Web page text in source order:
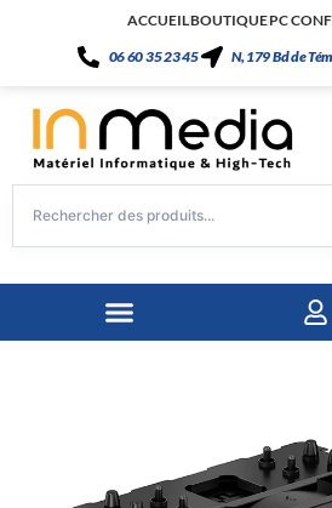
ACCUEILBOUTIQUEPC
06 60 35 23 45
N, 179 Bd de